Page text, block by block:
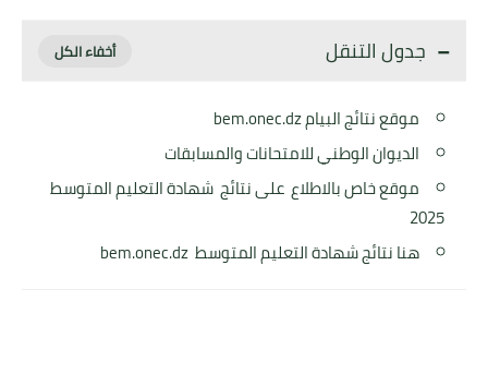
جدول التنقل
موقع نتائج البيام bem.onec.dz
الديوان الوطني للامتحانات والمسابقات
موقع خاص بالاطلاع على نتائج شهادة التعليم المتوسط
2025
هنا نتائج شهادة التعليم المتوسط bem.onec.dz